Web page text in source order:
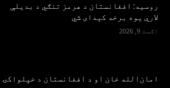
روسیه: افغانستان د هرمز تنګي د بدیلې
لارې یوه برخه کېدای شي
اګست 9, 2026
امان‌الله خان او د افغانستان د خپلواکۍ